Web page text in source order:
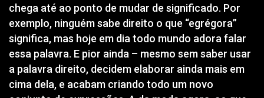
chega até ao ponto de mudar de significado. Por
exemplo, ninguém sabe direito o que “egrégora”
significa, mas hoje em dia todo mundo adora falar
essa palavra. E pior ainda – mesmo sem saber usar
a palavra direito, decidem elaborar ainda mais em
cima dela, e acabam criando todo um novo